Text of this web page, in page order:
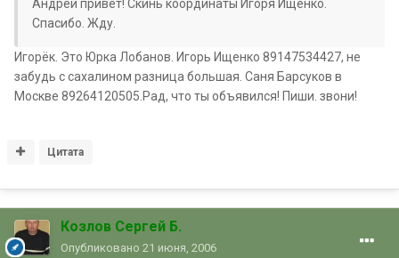
Андрей привет! Скинь координаты Игоря Ищенко.
Спасибо. Жду.
Игорёк. Это Юрка Лобанов. Игорь Ищенко 89147534427, не
забудь с сахалином разница большая. Саня Барсуков в
Москве 89264120505.Рад, что ты объявился! Пиши. звони!
Цитата
Козлов Сергей Б.
Опубликовано 21 июня, 2006